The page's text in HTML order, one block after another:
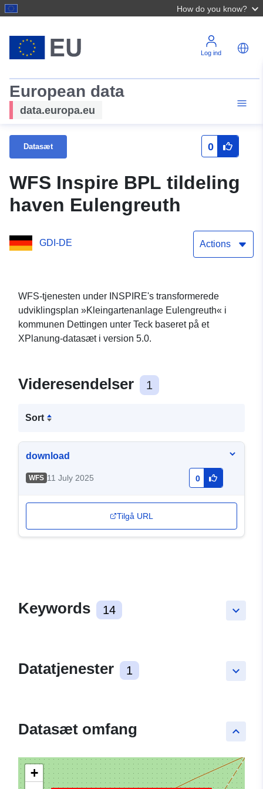
How do you know?
Log ind
European data
data.europa.eu
Datasæt 0
WFS Inspire BPL tildeling
haven Eulengreuth
GDI-DE Actions
WFS-tjenesten under INSPIRE's transformerede
udviklingsplan »Kleingartenanlage Eulengreuth« i
kommunen Dettingen unter Teck baseret på et
XPlanung-datasæt i version 5.0.
Videresendelser 1
Sort
download
WFS 11 July 2025 0
Tilgå URL
keyboard_arrow_down
Keywords 14
keyboard_arrow_down
Datatjenester 1
keyboard_arrow_up
Datasæt omfang
+